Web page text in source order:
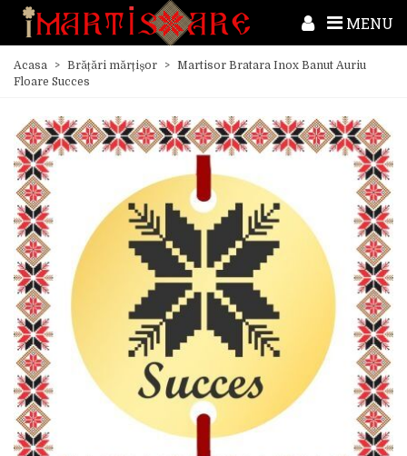
MENU
Acasa > Brățări mărțișor > Martisor Bratara Inox Banut Auriu
Floare Succes